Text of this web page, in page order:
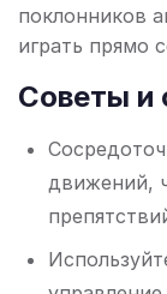
поклонников
играть прямо
Советы и
движений,